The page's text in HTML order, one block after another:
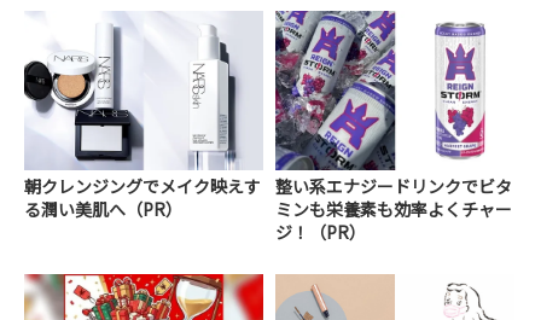
朝クレンジングでメイク映えす
る潤い美肌へ（PR）
整い系エナジードリンクでビタ
ミンも栄養素も効率よくチャー
ジ！（PR）